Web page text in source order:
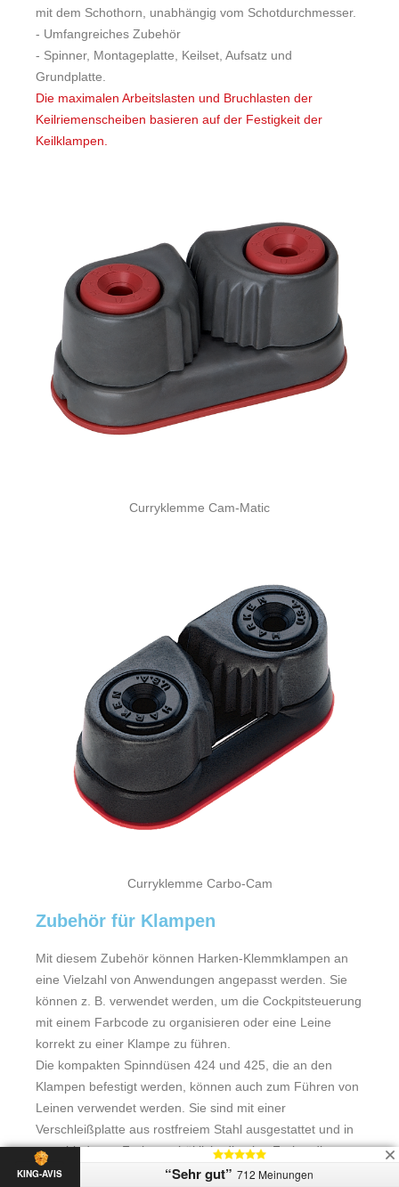
mit dem Schothorn, unabhängig vom Schotdurchmesser.
- Umfangreiches Zubehör
- Spinner, Montageplatte, Keilset, Aufsatz und
Grundplatte.
Die maximalen Arbeitslasten und Bruchlasten der
Keilriemenscheiben basieren auf der Festigkeit der
Keilklampen.
Curryklemme Cam-Matic
Curryklemme Carbo-Cam
Zubehör für Klampen
Mit diesem Zubehör können Harken-Klemmklampen an
eine Vielzahl von Anwendungen angepasst werden. Sie
können z. B. verwendet werden, um die Cockpitsteuerung
mit einem Farbcode zu organisieren oder eine Leine
korrekt zu einer Klampe zu führen.
Die kompakten Spinndüsen 424 und 425, die an den
Klampen befestigt werden, können auch zum Führen von
Leinen verwendet werden. Sie sind mit einer
Verschleißplatte aus rostfreiem Stahl ausgestattet und in
verschiedenen Farben erhältlich, die eine Farbcodierung
ermöglichen. Verwenden Sie Modell 424 mit den Cam-
KING-AVIS “Sehr gut” 712 Meinungen